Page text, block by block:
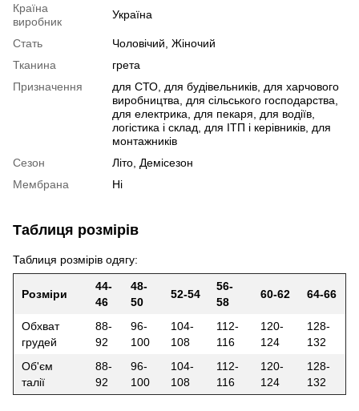
Країна
виробник
Україна
Стать
Чоловічий, Жіночий
Тканина
грета
Призначення
для СТО, для будівельників, для харчового
виробництва, для сільського господарства,
для електрика, для пекаря, для водіїв,
логістика і склад, для ІТП і керівників, для
монтажників
Сезон
Літо, Демісезон
Мембрана
Ні
Таблиця розмірів
Таблиця розмірів одягу:
Розміри
44-
46
48-
50
52-54
56-
58
60-62 64-66
Обхват
грудей
88-
92
96-
100
104-
108
112-
116
120-
124
128-
132
Об'єм
талії
88-
92
96-
100
104-
108
112-
116
120-
124
128-
132